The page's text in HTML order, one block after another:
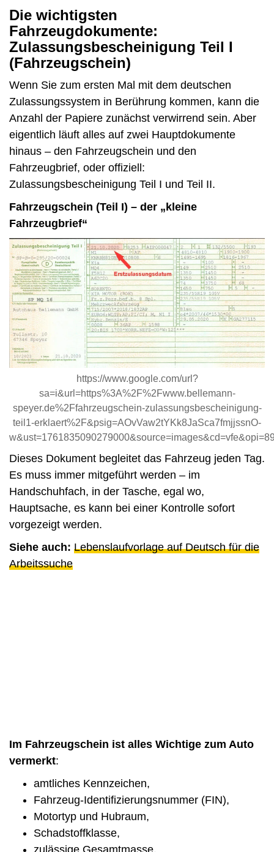
Die wichtigsten
Fahrzeugdokumente:
Zulassungsbescheinigung Teil I
(Fahrzeugschein)
Wenn Sie zum ersten Mal mit dem deutschen
Zulassungssystem in Berührung kommen, kann die
Anzahl der Papiere zunächst verwirrend sein. Aber
eigentlich läuft alles auf zwei Hauptdokumente
hinaus – den Fahrzeugschein und den
Fahrzeugbrief, oder offiziell:
Zulassungsbescheinigung Teil I und Teil II.
Fahrzeugschein (Teil I) – der „kleine
Fahrzeugbrief“
https://www.google.com/url?
sa=i&url=https%3A%2F%2Fwww.bellemann-
speyer.de%2Ffahrzeugschein-zulassungsbescheinigung-
teil1-erklaert%2F&psig=AOvVaw2tYKk8JaSca7fmjjssnO-
Dieses Dokument begleitet das Fahrzeug jeden Tag.
Es muss immer mitgeführt werden – im
Handschuhfach, in der Tasche, egal wo,
Hauptsache, es kann bei einer Kontrolle sofort
vorgezeigt werden.
Siehe auch: Lebenslaufvorlage auf Deutsch für die
Arbeitssuche
Im Fahrzeugschein ist alles Wichtige zum Auto
vermerkt:
amtliches Kennzeichen,
Fahrzeug-Identifizierungsnummer (FIN),
Motortyp und Hubraum,
Schadstoffklasse,
zulässige Gesamtmasse,